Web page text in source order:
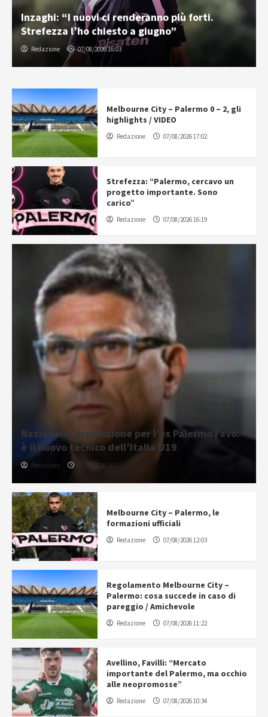
Inzaghi: “I nuovi ci renderanno più forti.
Strefezza l’ho chiesto a giugno”
Redazione 07/08/2026 16:03
Melbourne City – Palermo 0 – 2, gli
highlights / VIDEO
Redazione 07/08/2026 17:02
Strefezza: “Palermo, cercavo un
progetto importante. Sono
carico”
Redazione 07/08/2026 16:19
Nazionale, promozione per l’ex Palermo Favo:
è il nuovo tecnico dell’Italia U19
Redazione 07/08/2026 20:12
Melbourne City – Palermo, le
formazioni ufficiali
Redazione 07/08/2026 12:03
Regolamento Melbourne City –
Palermo: cosa succede in caso di
pareggio / Amichevole
Redazione 07/08/2026 11:22
Avellino, Favilli: “Mercato
importante del Palermo, ma occhio
alle neopromosse”
Redazione 07/08/2026 10:34